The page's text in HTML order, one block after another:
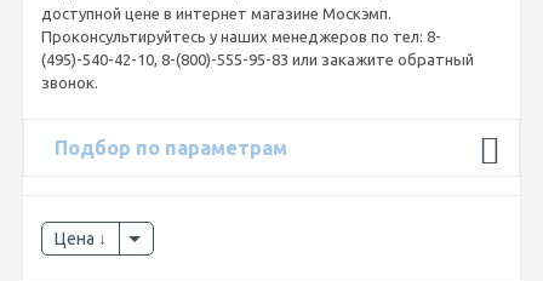
доступной цене в интернет магазине Москэмп.
Проконсультируйтесь у наших менеджеров по тел: 8-
(495)-540-42-10, 8-(800)-555-95-83 или закажите обратный
звонок.
Подбор по параметрам
Цена